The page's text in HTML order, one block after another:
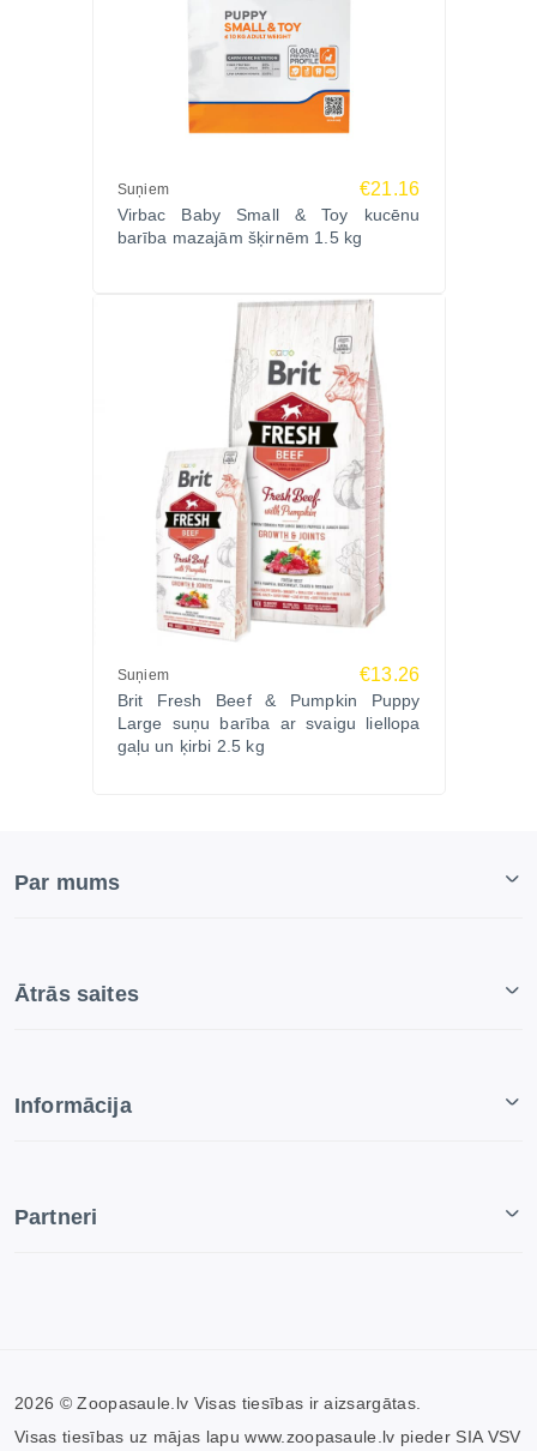
Suņiem €21.16
Virbac Baby Small & Toy kucēnu
barība mazajām šķirnēm 1.5 kg
Suņiem €13.26
Brit Fresh Beef & Pumpkin Puppy
Large suņu barība ar svaigu liellopa
gaļu un ķirbi 2.5 kg
Par mums
Ātrās saites
Informācija
Partneri
2026 © Zoopasaule.lv Visas tiesības ir aizsargātas.
Visas tiesības uz mājas lapu www.zoopasaule.lv pieder SIA VSV